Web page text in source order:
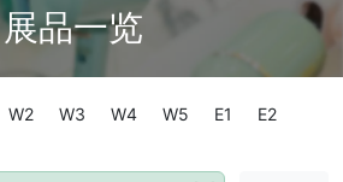
展品一览
W2 W3 W4 W5 E1
E2